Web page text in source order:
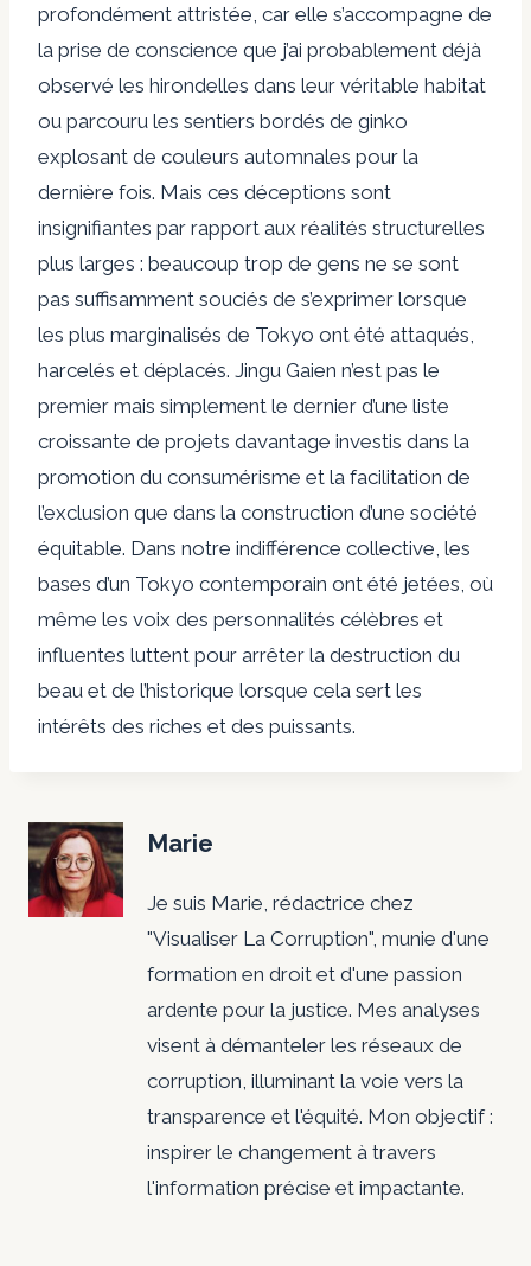
profondément attristée, car elle s’accompagne de
la prise de conscience que j’ai probablement déjà
observé les hirondelles dans leur véritable habitat
ou parcouru les sentiers bordés de ginko
explosant de couleurs automnales pour la
dernière fois. Mais ces déceptions sont
insignifiantes par rapport aux réalités structurelles
plus larges : beaucoup trop de gens ne se sont
pas suffisamment souciés de s’exprimer lorsque
les plus marginalisés de Tokyo ont été attaqués,
harcelés et déplacés. Jingu Gaien n’est pas le
premier mais simplement le dernier d’une liste
croissante de projets davantage investis dans la
promotion du consumérisme et la facilitation de
l’exclusion que dans la construction d’une société
équitable. Dans notre indifférence collective, les
bases d’un Tokyo contemporain ont été jetées, où
même les voix des personnalités célèbres et
influentes luttent pour arrêter la destruction du
beau et de l’historique lorsque cela sert les
intérêts des riches et des puissants.
Marie
Je suis Marie, rédactrice chez
"Visualiser La Corruption", munie d'une
formation en droit et d'une passion
ardente pour la justice. Mes analyses
visent à démanteler les réseaux de
corruption, illuminant la voie vers la
transparence et l'équité. Mon objectif :
inspirer le changement à travers
l'information précise et impactante.